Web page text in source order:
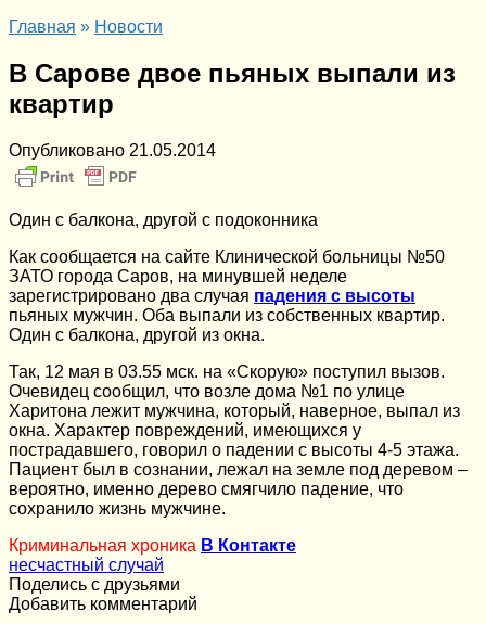
Главная » Новости
В Сарове двое пьяных выпали из
квартир
Опубликовано 21.05.2014
Один с балкона, другой с подоконника
Как сообщается на сайте Клинической больницы №50
ЗАТО города Саров, на минувшей неделе
зарегистрировано два случая падения с высоты
пьяных мужчин. Оба выпали из собственных квартир.
Один с балкона, другой из окна.
Так, 12 мая в 03.55 мск. на «Скорую» поступил вызов.
Очевидец сообщил, что возле дома №1 по улице
Харитона лежит мужчина, который, наверное, выпал из
окна. Характер повреждений, имеющихся у
пострадавшего, говорил о падении с высоты 4-5 этажа.
Пациент был в сознании, лежал на земле под деревом –
вероятно, именно дерево смягчило падение, что
сохранило жизнь мужчине.
Криминальная хроника В Контакте
несчастный случай
Поделись с друзьями
Добавить комментарий